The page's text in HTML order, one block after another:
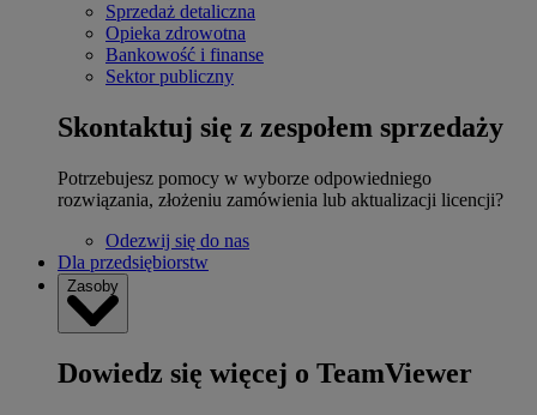
Sprzedaż detaliczna
Opieka zdrowotna
Bankowość i finanse
Sektor publiczny
Skontaktuj się z zespołem sprzedaży
Potrzebujesz pomocy w wyborze odpowiedniego
rozwiązania, złożeniu zamówienia lub aktualizacji licencji?
Odezwij się do nas
Dla przedsiębiorstw
Zasoby
Dowiedz się więcej o TeamViewer